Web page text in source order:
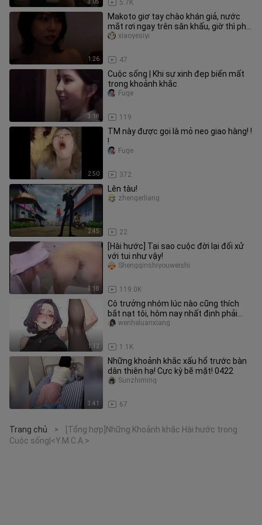
3:05 5.7K
1:26
Makoto giơ tay chào khán giả, nước
mắt rơi ngay trên sân khấu, giờ thì phải
đi ôn bài rồi
47
xiaoyesiyi
3:18
Cuộc sống | Khi sự xinh đẹp biến mất
trong khoảnh khắc
119
Fuge
2:50
TM này được gọi là mỏ neo giao hàng! !
!
372
Fuge
2:45
Lên tàu!
22
zhengerliang
3:18
[Hài hước] Tại sao cuộc đời lại đối xử
với tui như vậy!
119.0K
Shengqinshiyouweishi
1:12
Cô trưởng nhóm lúc nào cũng thích
bắt nạt tôi, hôm nay nhất định phải
trừng phạt cô ta thật nặng
1.1K
wenheluanxiang
3:41
Những khoảnh khắc xấu hổ trước bàn
dân thiên hạ! Cực kỳ bẽ mặt! 0422
67
Sunzhiming
Trang chủ >
[Tổng hợp]Những Khoảnh khắc Hài hước trong
Cuộc sống|<Y.M.C.A.>